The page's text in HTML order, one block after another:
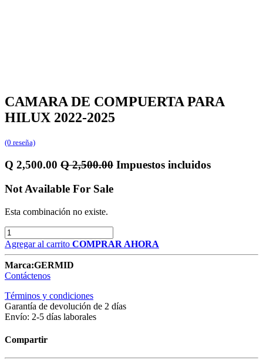
CAMARA DE COMPUERTA PARA
HILUX 2022-2025
(0 reseña)
Q 2,500.00 Q2,500.00 Impuestos incluidos
Not Available For Sale
Esta combinación no existe.
Agregar al carrito COMPRAR AHORA
Marca:GERMID
Contáctenos
Términos y condiciones
Garantía de devolución de 2 días
Envío: 2-5 días laborales
Compartir